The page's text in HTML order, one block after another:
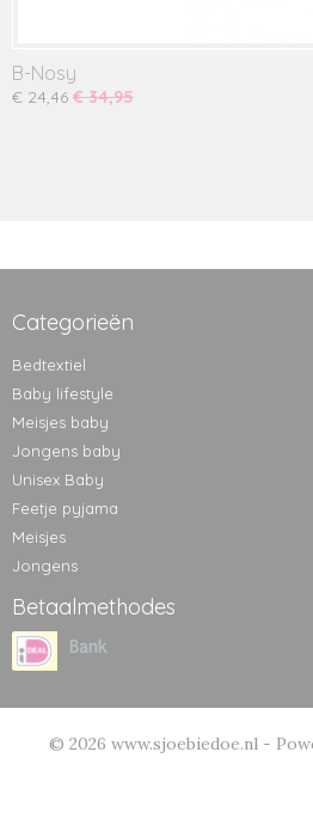
B-Nosy
€ 24,46 € 34,95
Categorieën
Bedtextiel
Baby lifestyle
Meisjes baby
Jongens baby
Unisex Baby
Feetje pyjama
Meisjes
Jongens
Betaalmethodes
© 2026 www.sjoebiedoe.nl -